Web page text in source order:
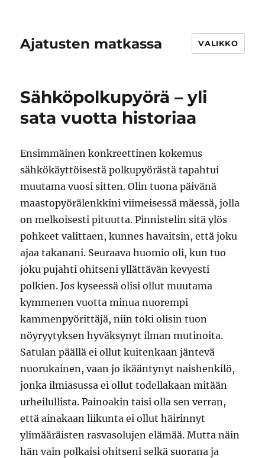
Ajatusten matkassa VALIKKO
Sähköpolkupyörä – yli
sata vuotta historiaa
Ensimmäinen konkreettinen kokemus
sähkökäyttöisestä polkupyörästä tapahtui
muutama vuosi sitten. Olin tuona päivänä
maastopyörälenkkini viimeisessä mäessä, jolla
on melkoisesti pituutta. Pinnistelin sitä ylös
pohkeet valittaen, kunnes havaitsin, että joku
ajaa takanani. Seuraava huomio oli, kun tuo
joku pujahti ohitseni yllättävän kevyesti
polkien. Jos kyseessä olisi ollut muutama
kymmenen vuotta minua nuorempi
kammenpyörittäjä, niin toki olisin tuon
nöyryytyksen hyväksynyt ilman mutinoita.
Satulan päällä ei ollut kuitenkaan jäntevä
nuorukainen, vaan jo ikääntynyt naishenkilö,
jonka ilmiasussa ei ollut todellakaan mitään
urheilullista. Painoakin taisi olla sen verran,
että ainakaan liikunta ei ollut häirinnyt
ylimääräisten rasvasolujen elämää. Mutta näin
hän vain polkaisi ohitseni selkä suorana ja